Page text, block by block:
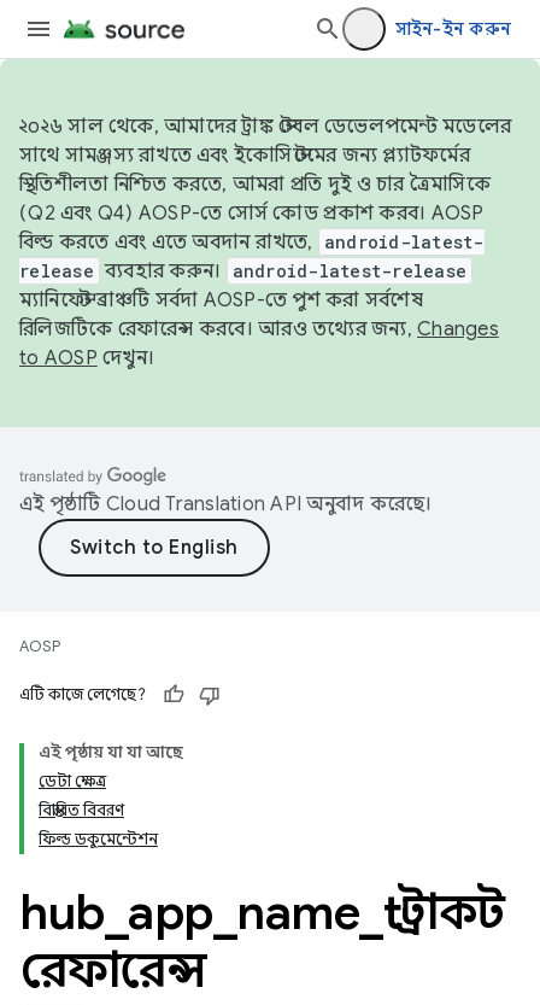
সাইন-ইন করুন
২০২৬ সাল থেকে, আমাদের ট্রাঙ্ক স্টেবল ডেভেলপমেন্ট মডেলের
সাথে সামঞ্জস্য রাখতে এবং ইকোসিস্টেমের জন্য প্ল্যাটফর্মের
স্থিতিশীলতা নিশ্চিত করতে, আমরা প্রতি দুই ও চার ত্রৈমাসিকে
(Q2 এবং Q4) AOSP-তে সোর্স কোড প্রকাশ করব। AOSP
বিল্ড করতে এবং এতে অবদান রাখতে,
android-latest-
release ব্যবহার করুন। android-latest-release
ম্যানিফেস্ট ব্রাঞ্চটি সর্বদা AOSP-তে পুশ করা সর্বশেষ
রিলিজটিকে রেফারেন্স করবে। আরও তথ্যের জন্য, Changes
to AOSP দেখুন।
এই পৃষ্ঠাটি Cloud Translation API অনুবাদ করেছে।
AOSP
এটি কাজে লেগেছে?
এই পৃষ্ঠায় যা যা আছে
ডেটা ক্ষেত্র
বিস্তারিত বিবরণ
ফিল্ড ডকুমেন্টেশন
hub app name t স্ট্রাকট
রেফারেন্স